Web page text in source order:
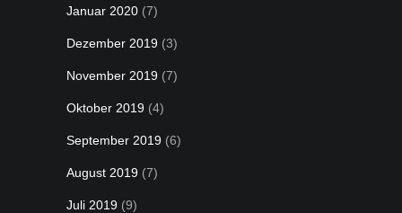
Januar 2020 (7)
Dezember 2019 (3)
November 2019 (7)
Oktober 2019 (4)
September 2019 (6)
August 2019 (7)
Juli 2019 (9)